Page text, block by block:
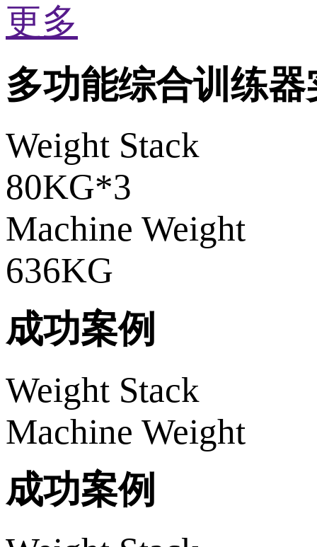
更多
多功能综合训练
Weight Stack
80KG*3
Machine Weight
636KG
成功案例
Weight Stack
Machine Weight
成功案例